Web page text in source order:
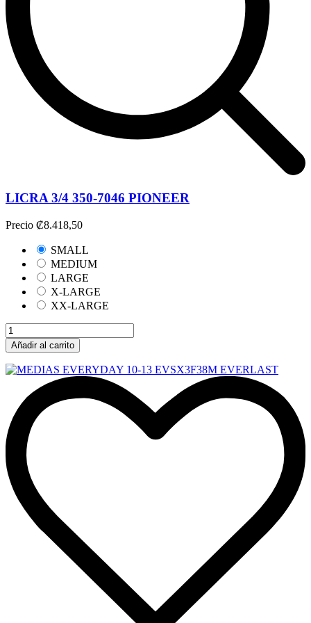
LICRA 3/4 350-7046 PIONEER
Precio ₡8.418,50
SMALL
MEDIUM
LARGE
X-LARGE
XX-LARGE
Añadir al carrito